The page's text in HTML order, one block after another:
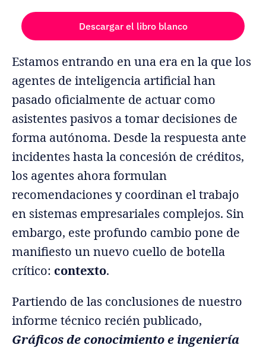
Descargar el libro blanco
Estamos entrando en una era en la que los
agentes de inteligencia artificial han
pasado oficialmente de actuar como
asistentes pasivos a tomar decisiones de
forma autónoma. Desde la respuesta ante
incidentes hasta la concesión de créditos,
los agentes ahora formulan
recomendaciones y coordinan el trabajo
en sistemas empresariales complejos. Sin
embargo, este profundo cambio pone de
manifiesto un nuevo cuello de botella
crítico: contexto.
Partiendo de las conclusiones de nuestro
informe técnico recién publicado,
Gráficos de conocimiento e ingeniería